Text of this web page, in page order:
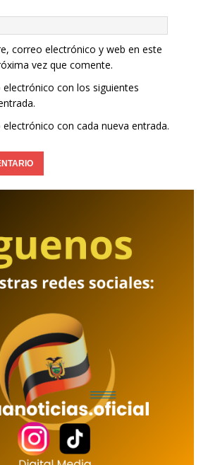
correo electrónico y web en este
vez que comente.
electrónico con los siguientes
electrónico con cada nueva entrada.